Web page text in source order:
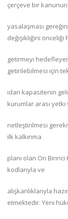
çerçeve bir kanunun
yasalaşması
değişikliğini önceliği
getirmeyi
getirilebilmesi için
idari kapasitenin
kurumlar arası
netleştirilmesi
ilk kalkınma
planı olan On
kodlarıyla ve
alışkanlıklarıyla
etmektedir. Yeni